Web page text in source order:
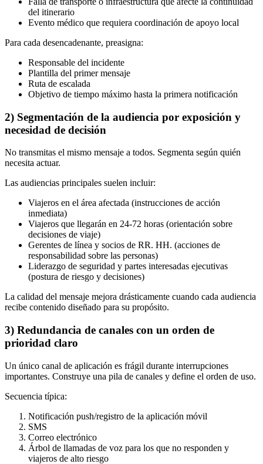
del itinerario
Evento médico que requiera coordinación de apoyo local
Para cada desencadenante, preasigna:
Responsable del incidente
Plantilla del primer mensaje
Ruta de escalada
Objetivo de tiempo máximo hasta la primera notificación
2) Segmentación de la audiencia por exposición y
necesidad de decisión
No transmitas el mismo mensaje a todos. Segmenta según quién
necesita actuar.
Las audiencias principales suelen incluir:
Viajeros en el área afectada (instrucciones de acción
inmediata)
Viajeros que llegarán en 24-72 horas (orientación sobre
decisiones de viaje)
Gerentes de línea y socios de RR. HH. (acciones de
responsabilidad sobre las personas)
Liderazgo de seguridad y partes interesadas ejecutivas
(postura de riesgo y decisiones)
La calidad del mensaje mejora drásticamente cuando cada audiencia
recibe contenido diseñado para su propósito.
3) Redundancia de canales con un orden de
prioridad claro
Un único canal de aplicación es frágil durante interrupciones
importantes. Construye una pila de canales y define el orden de uso.
Secuencia típica:
Notificación push/registro de la aplicación móvil
SMS
Correo electrónico
Árbol de llamadas de voz para los que no responden y
viajeros de alto riesgo